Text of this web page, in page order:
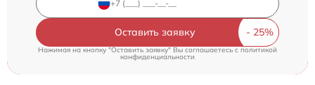
Оставить заявку
Нажимая на кнопку "Оставить заявку" Вы соглашаетесь cполитикой
конфиденциальности